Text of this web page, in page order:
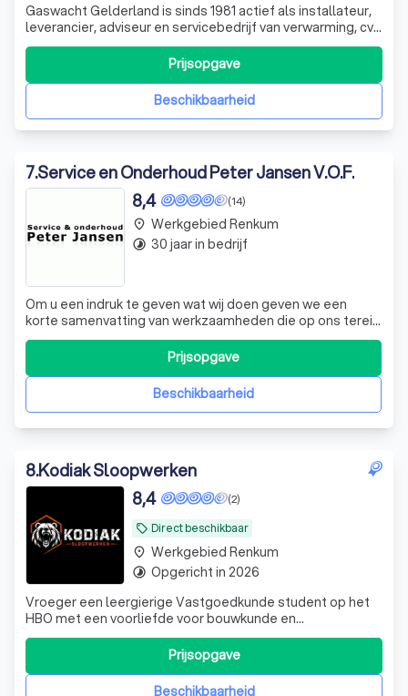
Gaswacht Gelderland is sinds 1981 actief als installateur,
leverancier, adviseur en servicebedrijf van verwarming, cv-
ketels en duurzame energie. Wij werken uitsluitend met
gespecialiseerde, ervaren installateurs die de juiste
kennis in huis hebben. U kunt bij ons terecht voor advies op
maat op het
Beschikbaarheid
Prijsopgave
7.Service en Onderhoud Peter Jansen V.O.F.
(14)
8,4
Om u een indruk te geven wat wij doen geven we een
korte samenvatting van werkzaamheden die op ons terein
liggen. Service en onderhoud aan alle merken CV ketels.
verzorgt. nstallatiewerk CV installatie, s. Vervanging CV ke
Beschikbaarheid
Prijsopgave
place Werkgebied Renkum
timelapse 30 jaar in bedrijf
8.Kodiak Sloopwerken
local_offer Direct beschikbaar
(2)
8,4
Vroeger een leergierige Vastgoedkunde student op het
HBO met een voorliefde voor bouwkunde en
rekenkundige-analyse. Nu zzp’er in de bouw waarbij ik door
verscheidene grote industriële demontage bedrijven
wordt ingezet voor pariculiere- dan wel publiekrechtelijke
opdrachtgevers. Door mijn hoge theore
Beschikbaarheid
Prijsopgave
place Werkgebied Renkum
timelapse Opgericht in 2026